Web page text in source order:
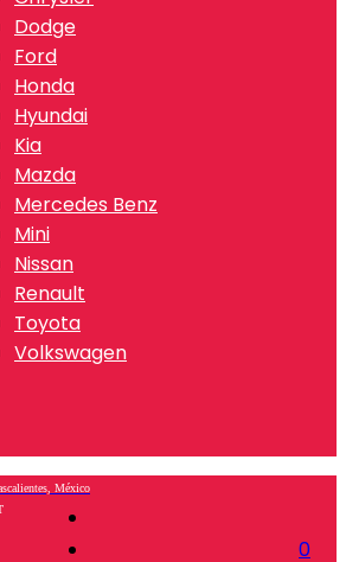
Dodge
Ford
Honda
Hyundai
Kia
Mazda
Mercedes Benz
Mini
Nissan
Renault
Toyota
Volkswagen
0
México